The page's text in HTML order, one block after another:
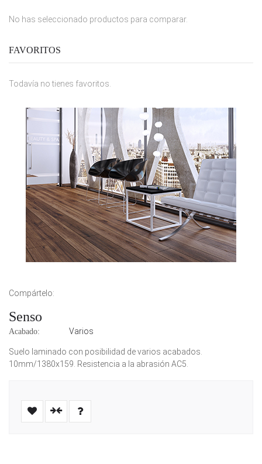
No has seleccionado productos para comparar.
FAVORITOS
Todavía no tienes favoritos.
Compártelo:
Senso
Acabado: Varios
Suelo laminado con posibilidad de varios acabados.
10mm/1380x159. Resistencia a la abrasión AC5.